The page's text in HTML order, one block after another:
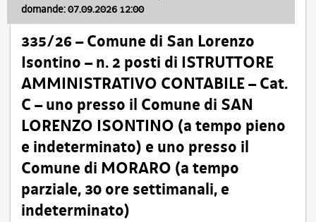
domande: 07.09.2026 12:00
335/26 – Comune di San Lorenzo
Isontino – n. 2 posti di ISTRUTTORE
AMMINISTRATIVO CONTABILE – Cat.
C – uno presso il Comune di SAN
LORENZO ISONTINO (a tempo pieno
e indeterminato) e uno presso il
Comune di MORARO (a tempo
parziale, 30 ore settimanali, e
indeterminato)